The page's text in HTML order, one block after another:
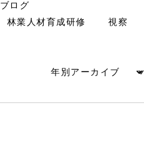
ブログ
林業人材育成研修
視察